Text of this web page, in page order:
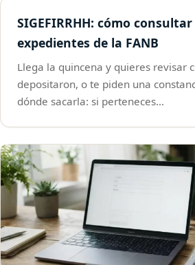
SIGEFIRRHH: cómo
expedientes de la FANB
Llega la quincena y quieres revisar
depositaron, o te piden una
dónde sacarla: si perteneces…